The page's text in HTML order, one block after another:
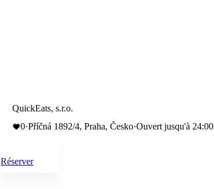
QuickEats, s.r.o.
0·Příčná 1892/4, Praha, Česko·Ouvert jusqu'à 24:00
Réserver